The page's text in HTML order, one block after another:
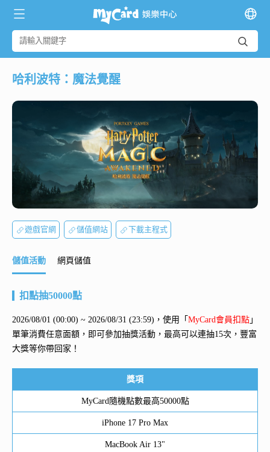
哈利波特：魔法覺醒
遊戲官網 儲值網站 下載主程式
儲值活動 網頁儲值
扣點抽50000點
2026/08/01 (00:00) ~ 2026/08/31 (23:59)，使用「 MyCard會員扣點 」
單筆消費任意面額，即可參加抽獎活動，最高可以連抽15次，豐富
大獎等你帶回家！
獎項
MyCard隨機點數最高50000點
iPhone 17 Pro Max
MacBook Air 13"